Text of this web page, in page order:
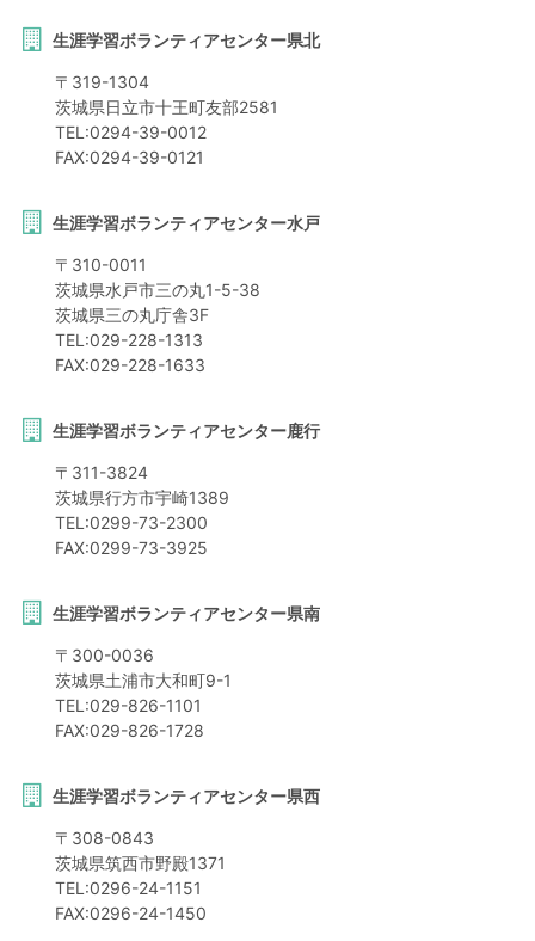
生涯学習ボランティアセンター県北
〒 319-1304
茨城県日立市十王町友部2581
TEL:0294-39-0012
FAX:0294-39-0121
生涯学習ボランティアセンター水戸
〒 310-0011
茨城県水戸市三の丸1-5-38
茨城県三の丸庁舎3F
TEL:029-228-1313
FAX:029-228-1633
生涯学習ボランティアセンター鹿行
〒 311-3824
茨城県行方市宇崎1389
TEL:0299-73-2300
FAX:0299-73-3925
生涯学習ボランティアセンター県南
〒 300-0036
茨城県土浦市大和町9-1
TEL:029-826-1101
FAX:029-826-1728
生涯学習ボランティアセンター県西
〒 308-0843
茨城県筑西市野殿1371
TEL:0296-24-1151
FAX:0296-24-1450